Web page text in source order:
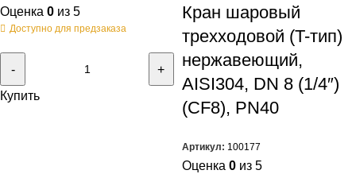
Оценка 0 из 5
Доступно для предзаказа
Купить
Кран шаровый
трехходовой (T-тип)
нержавеющий,
AISI304, DN 8 (1/4″)
(CF8), PN40
Артикул: 100177
Оценка 0 из 5